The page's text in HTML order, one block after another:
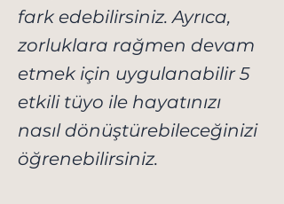
fark edebilirsiniz. Ayrıca,
zorluklara rağmen devam
etmek için uygulanabilir 5
etkili tüyo ile hayatınızı
nasıl dönüştürebileceğinizi
öğrenebilirsiniz.